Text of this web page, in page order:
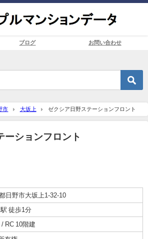
ブログ お問い合わせ
市 大坂上 ゼクシア日野ステーションフロント
ーションフロント
日野市大坂上1-32-10
駅 徒歩1分
/ RC 10階建